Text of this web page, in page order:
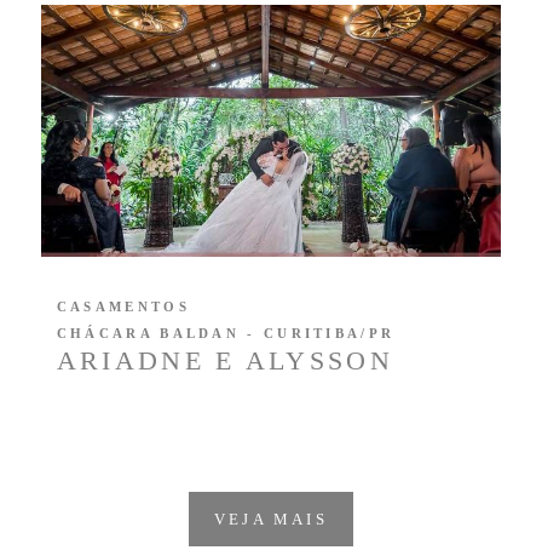
ARIADNE E ALYSSON
CASAMENTOS
CHÁCARA BALDAN - CURITIBA/PR
VEJA MAIS